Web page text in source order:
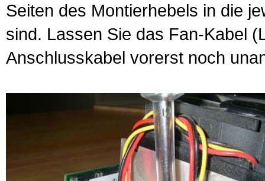
Seiten des Montierhebels in die
sind. Lassen Sie das Fan-Kabel
Anschlusskabel vorerst noch